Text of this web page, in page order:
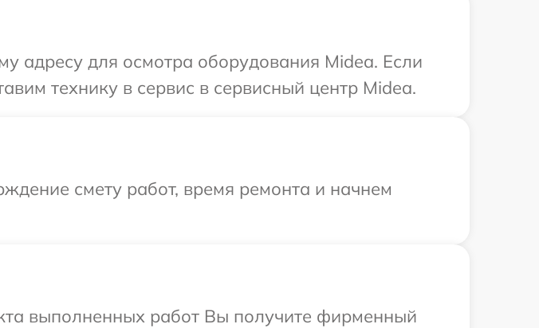
адресу для осмотра оборудования Midea. Если
технику в сервис в сервисный центр Midea.
смету работ, время ремонта и начнем
выполненных работ Вы получите фирменный